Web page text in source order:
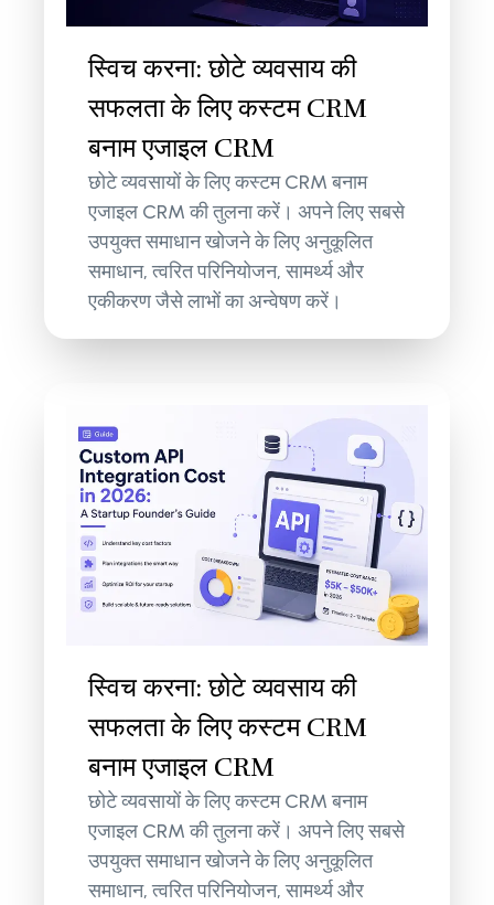
स्विच करना: छोटे व्यवसाय की
सफलता के लिए कस्टम CRM
बनाम एजाइल CRM
छोटे व्यवसायों के लिए कस्टम CRM बनाम
एजाइल CRM की तुलना करें। अपने लिए सबसे
उपयुक्त समाधान खोजने के लिए अनुकूलित
समाधान, त्वरित परिनियोजन, सामर्थ्य और
एकीकरण जैसे लाभों का अन्वेषण करें।
स्विच करना: छोटे व्यवसाय की
सफलता के लिए कस्टम CRM
बनाम एजाइल CRM
छोटे व्यवसायों के लिए कस्टम CRM बनाम
एजाइल CRM की तुलना करें। अपने लिए सबसे
उपयुक्त समाधान खोजने के लिए अनुकूलित
समाधान, त्वरित परिनियोजन, सामर्थ्य और